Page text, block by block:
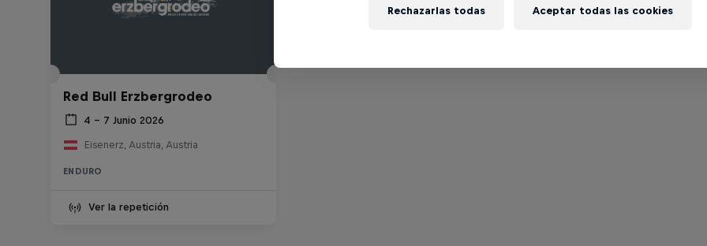
Red Bull Erzbergrodeo
4 – 7 Junio 2026
Eisenerz, Austria, Austria
ENDURO
Ver la repetición
Rechazarlas todas Aceptar todas las cookies